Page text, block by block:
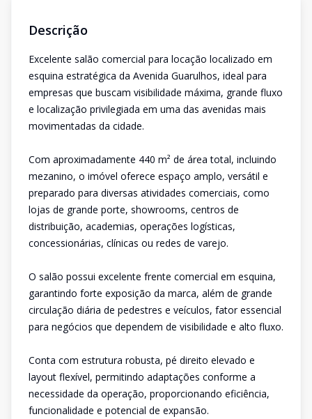
Descrição
Excelente salão comercial para locação localizado em
esquina estratégica da Avenida Guarulhos, ideal para
empresas que buscam visibilidade máxima, grande fluxo
e localização privilegiada em uma das avenidas mais
movimentadas da cidade.
Com aproximadamente 440 m² de área total, incluindo
mezanino, o imóvel oferece espaço amplo, versátil e
preparado para diversas atividades comerciais, como
lojas de grande porte, showrooms, centros de
distribuição, academias, operações logísticas,
concessionárias, clínicas ou redes de varejo.
O salão possui excelente frente comercial em esquina,
garantindo forte exposição da marca, além de grande
circulação diária de pedestres e veículos, fator essencial
para negócios que dependem de visibilidade e alto fluxo.
Conta com estrutura robusta, pé direito elevado e
layout flexível, permitindo adaptações conforme a
necessidade da operação, proporcionando eficiência,
funcionalidade e potencial de expansão.